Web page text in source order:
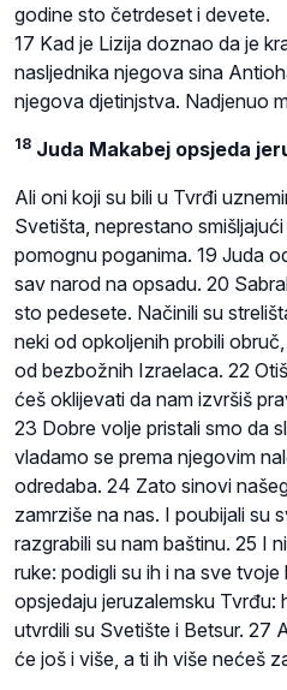
godine sto četrdeset i devete.
17 Kad je Lizija doznao da je
nasljednika njegova sina
njegova djetinjstva. Nadjenuo
18 Juda Makabej opsjeda
Ali oni koji su bili u Tvrđi
Svetišta, neprestano
pomognu poganima. 19 Juda
sav narod na opsadu. 20
sto pedesete. Načinili su
neki od opkoljenih probili
od bezbožnih Izraelaca. 22
ćeš oklijevati da nam izvršiš
23 Dobre volje pristali smo da
vladamo se prema njegovim
odredaba. 24 Zato sinovi
zamrziše na nas. I poubijali su
razgrabili su nam baštinu. 25 I
ruke: podigli su ih i na sve
opsjedaju jeruzalemsku Tvrđu:
utvrdili su Svetište i Betsur. 27
će još i više, a ti ih više nećeš